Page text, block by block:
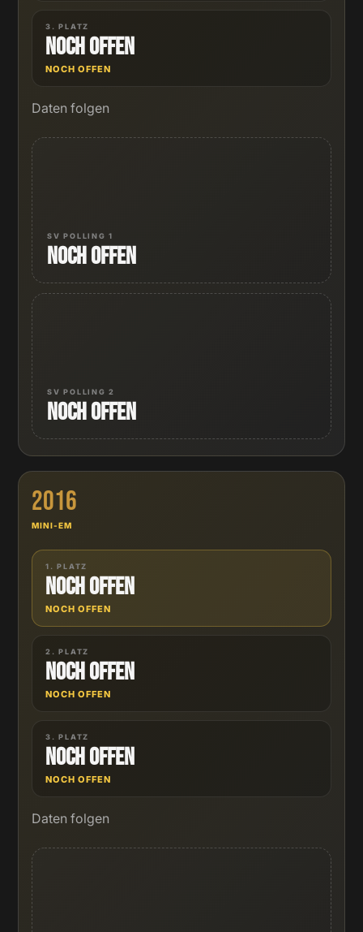
3. PLATZ
Noch offen
NOCH OFFEN
Daten folgen
SV POLLING 1
Noch offen
SV POLLING 2
Noch offen
2016
MINI-EM
1. PLATZ
Noch offen
NOCH OFFEN
2. PLATZ
Noch offen
NOCH OFFEN
3. PLATZ
Noch offen
NOCH OFFEN
Daten folgen